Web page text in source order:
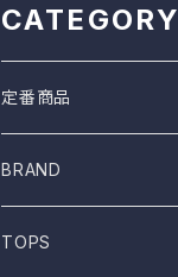
CATEGORY
定番商品
BRAND
ONE WASH
TOPS